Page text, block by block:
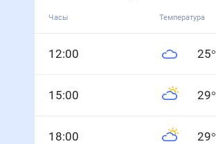
Часы Температура
12:00 25°
15:00 29°
18:00 29°